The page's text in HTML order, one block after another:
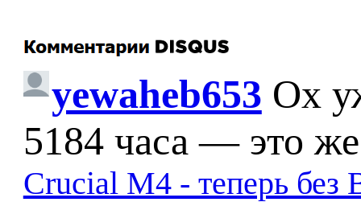
yewaheb653 Ох
5184 часа — это
Crucial M4 - теперь без